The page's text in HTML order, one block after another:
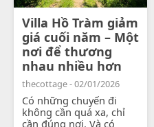
Villa Hồ Tràm giảm
giá cuối năm – Một
nơi để thương
nhau nhiều hơn
thecottage - 02/01/2026
Có những chuyến đi
không cần quá xa, chỉ
cần đúng nơi. Và có